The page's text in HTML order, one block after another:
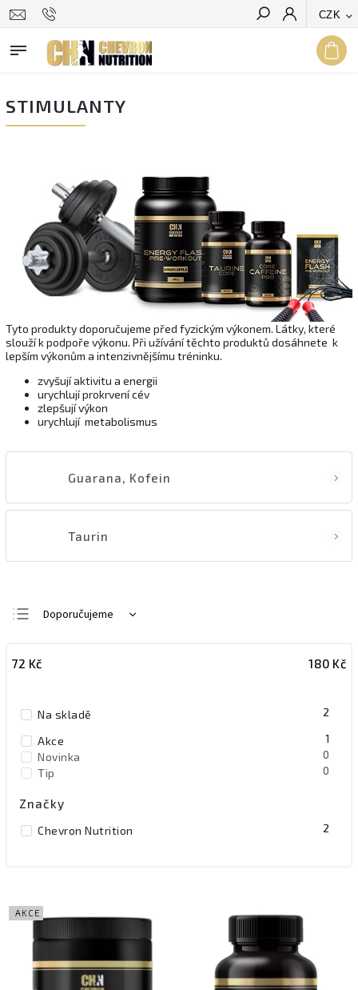
CZK
Hledat
STIMULANTY
Tyto produkty doporučujeme před fyzickým výkonem. Látky, které
slouží k podpoře výkonu. Při užívání těchto produktů dosáhnete k
lepším výkonům a intenzivnějšímu tréninku.
zvyšují aktivitu a energii
urychlují prokrvení cév
zlepšují výkon
urychlují metabolismus
Guarana, Kofein
Taurin
Doporučujeme
Abecedně
72 Kč 180 Kč
Na skladě 2
Akce 1
Novinka 0
Tip 0
Značky
Chevron Nutrition 2
AKCE